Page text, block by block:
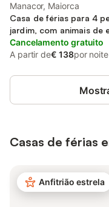
Manacor, Maiorca
Casa de férias para 4
jardim, com animais de
Cancelamento gratuito
A partir de€ 138por noite
Casas de férias
Anfitrião estrela